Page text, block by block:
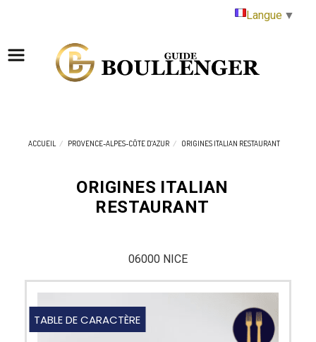
ACCUEIL PROVENCE-ALPES-CÔTE D'AZUR ORIGINES ITALIAN RESTAURANT
TABLE DE CARACTÈRE
ORIGINES ITALIAN
RESTAURANT
06000 NICE
Langue ▼